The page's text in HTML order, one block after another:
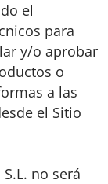
el
para
y/o aprobar
o
a las
el Sitio
no será